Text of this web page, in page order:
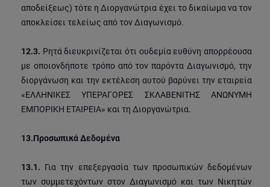
αποδείξεως) τότε η Διοργανώτρια έχει το δικαίωμα να τον
αποκλείσει τελείως από τον Διαγωνισμό.
12.3. Ρητά διευκρινίζεται ότι ουδεμία ευθύνη απορρέουσα
με οποιονδήποτε τρόπο από τον παρόντα Διαγωνισμό, την
διοργάνωση και την εκτέλεση αυτού βαρύνει την εταιρεία
«ΕΛΛΗΝΙΚΕΣ ΥΠΕΡΑΓΟΡΕΣ ΣΚΛΑΒΕΝΙΤΗΣ ΑΝΩΝΥΜΗ
ΕΜΠΟΡΙΚΗ ΕΤΑΙΡΕΙΑ» και τη Διοργανώτρια.
13.Προσωπικά Δεδομένα
13.1. Για την επεξεργασία των προσωπικών δεδομένων
των συμμετεχόντων στον Διαγωνισμό και των Νικητών